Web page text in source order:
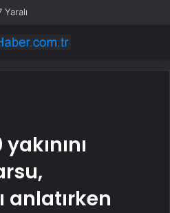
Yaralı
anlatırken